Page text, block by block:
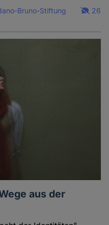
Bruno-Stiftung
26
aus der